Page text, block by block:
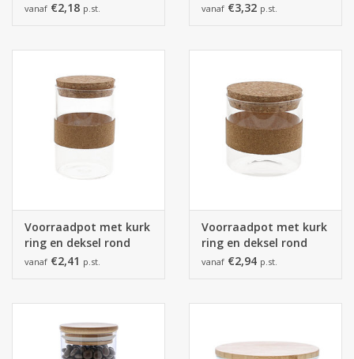
ijzersluiting medium
vanaf €2,18 p.st. ijzersluiting groot
vanaf €3,32 p.st.
Voorraadpot met kurk
ring en deksel rond
hoog.
vanaf €2,41 p.st.
Voorraadpot met kurk
ring en deksel rond
laag
vanaf €2,94 p.st.